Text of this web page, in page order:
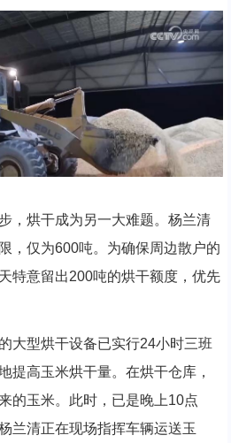
烘干成为另一大难题。杨兰清
，仅为600吨。为确保周边散户的
特意留出200吨的烘干额度，优先
型烘干设备已实行24小时三班
提高玉米烘干量。在烘干仓库，
的玉米。此时，已是晚上10点
兰清正在现场指挥车辆运送玉